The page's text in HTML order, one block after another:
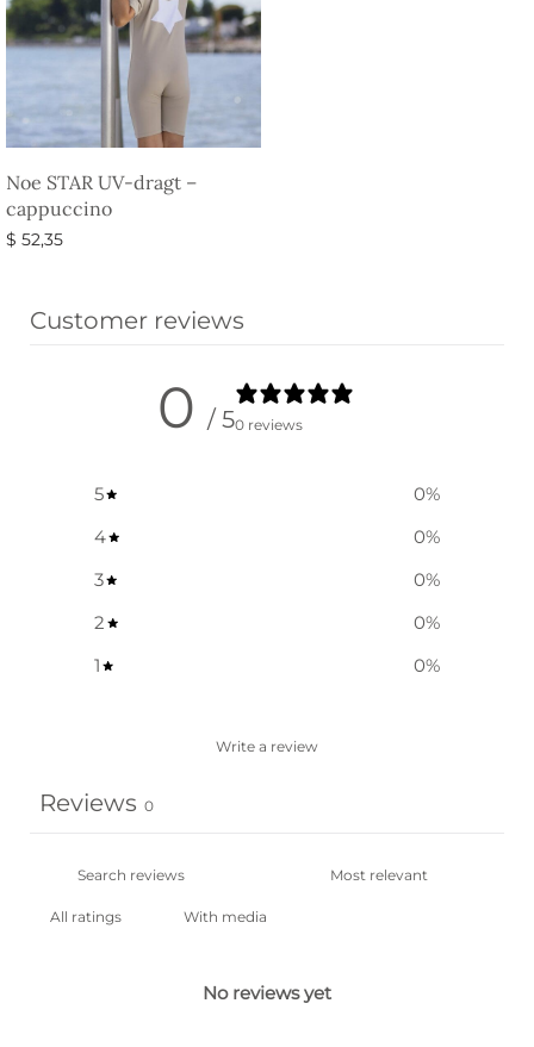
Noe STAR UV-dragt –
cappuccino
$ 52,35
Customer reviews
0 / 50 reviews
5 0%
4
0%
3
0%
2
0%
1
0%
Write a review
Reviews 0
With media
No reviews yet